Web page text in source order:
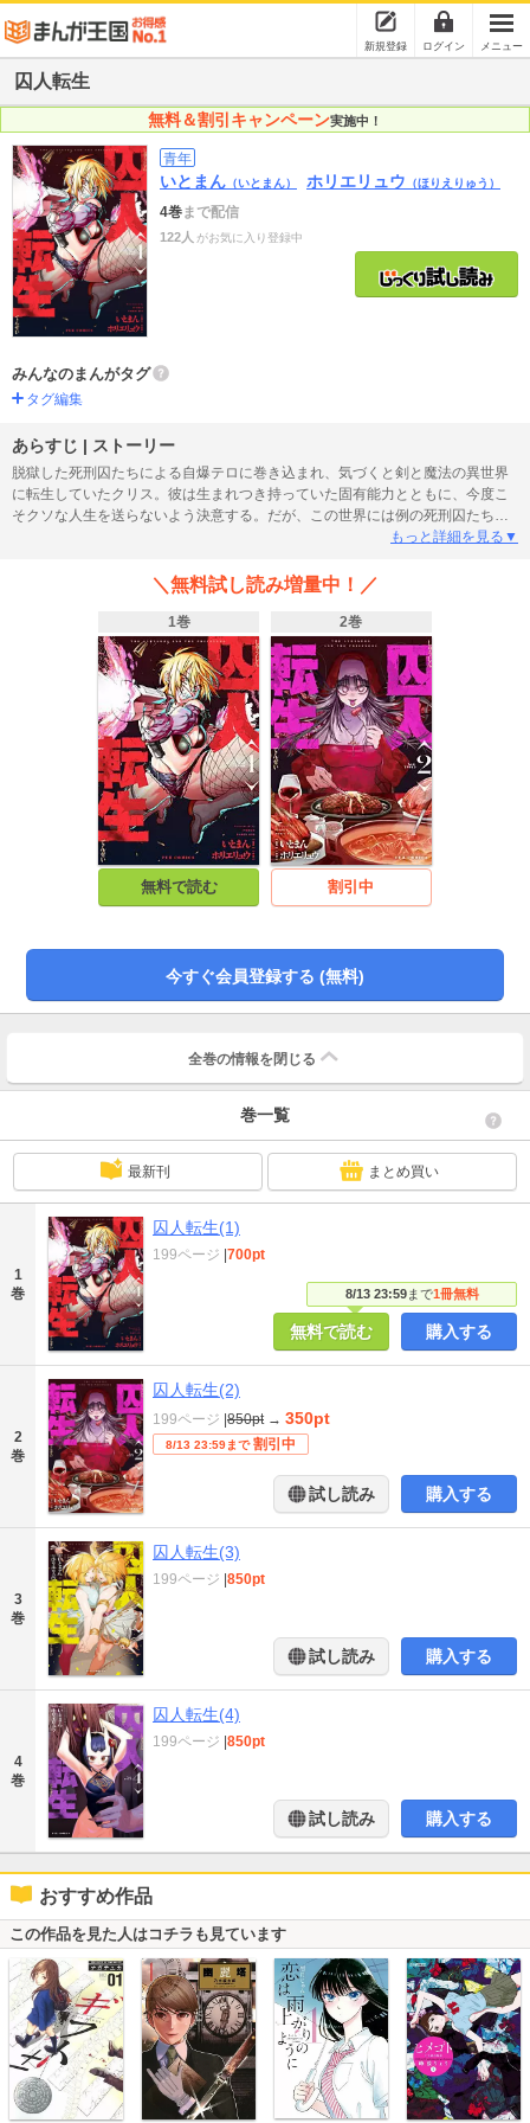
新規登録 ログイン メニュー
囚人転生
無料＆割引キャンペーン実施中！
青年
いとまん （いとまん） ホリエリュウ （ほりえりゅう）
4巻まで配信
122人 がお気に入り登録中
みんなのまんがタグ
タグ編集
あらすじ | ストーリー
脱獄した死刑囚たちによる自爆テロに巻き込まれ、気づくと剣と魔法の異世界
に転生していたクリス。彼は生まれつき持っていた固有能力とともに、今度こ
そクソな人生を送らないよう決意する。だが、この世界には例の死刑囚たちも
転生していて…!? 『ドキュンサーガ』のいとまん＆『勇者と魔王のラブコ
もっと詳細を見る▼
＼無料試し読み増量中！／
1巻
無料で読む
2巻
割引中
今すぐ会員登録する (無料)
全巻の情報を 閉じる
巻一覧
最新刊 まとめ買い
1
巻
囚人転生(1)
8/13 23:59まで1冊無料
199ページ |700pt
無料で読む 購入する
2
巻
囚人転生(2)
199ページ |850pt → 350pt
8/13 23:59まで 割引中
試し読み 購入する
3
巻
囚人転生(3)
199ページ |850pt
試し読み 購入する
4
巻
囚人転生(4)
199ページ |850pt
試し読み 購入する
おすすめ作品
この作品を見た人はコチラも見ています